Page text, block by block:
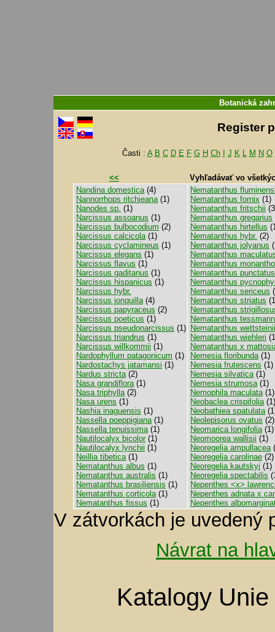
Botanická
Register
Časti : A B C D E F G H Ch J K L M N O
<<
Vyhľadávať vo
Nandina domestica(4)
Nannorrhops ritchieana(1)
Nanodes sp. (1)
Narcissus assoanus (1)
Narcissus bulbocodium (2)
Narcissus calcicola(1)
Narcissus cyclamineus (1)
Narcissus elegans (1)
Narcissus flavus (1)
Narcissus gaditanus (1)
Narcissus hispanicus (1)
Narcissus hybr.
Narcissus jonquilla(4)
Narcissus papyraceus (2)
Narcissus poeticus (1)
Narcissus pseudonarcissus (1)
Narcissus triandrus (1)
Narcissus willkommii (1)
Nardophyllum patagonicum (1)
Nardostachys jatamansi (1)
Nardus stricta(2)
Nasa grandiflora(1)
Nasa triphylla(2)
Nasa urens (1)
Nashia inaguensis (1)
Nassella poeppigiana(1)
Nassella tenuissima(1)
Nautilocalyx bicolor (1)
Nautilocalyx lynchii (1)
Neillia tibetica(1)
Nematanthus albus (1)
Nematanthus australis (1)
Nematanthus brasiliensis (1)
Nematanthus corticola(1)
Nematanthus fissus (1)
Nematanthus
Nematanthus fornix (1)
Nematanthus fritschii
Nematanthus gregarius
Nematanthus hirtellus
Nematanthus hybr. (2)
Nematanthus jolyanus
Nematanthus
Nematanthus
Nematanthus punctatus
Nematanthus
Nematanthus sericeus
Nematanthus striatus
Nematanthus
Nematanthus
Nematanthus wettsteinii
Nematanthus wiehleri
Nematanthus x
Nemesia floribunda(1)
Nemesia frutescens (1)
Nemesia silvatica(1)
Nemesia strumosa(1)
Nemophila maculata(1)
Neobaclea crispifolia(1)
Neobathiea spatulata
Neolepisorus ovatus (2)
Neomarica longifolia(1)
Neomoorea wallisii (1)
Neoregelia ampullacea
Neoregelia carolinae (2)
Neoregelia kautskyi (1)
Neoregelia spectabilis
Nepenthes <x>
Nepenthes adnata x
Nepenthes
V zátvorkách je uvedený
Návrat na
Katalogy